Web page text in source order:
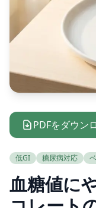
PDFをダウン
低GI 糖尿病対応
血糖値に